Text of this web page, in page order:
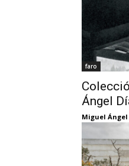
faro
Ángel
Miguel